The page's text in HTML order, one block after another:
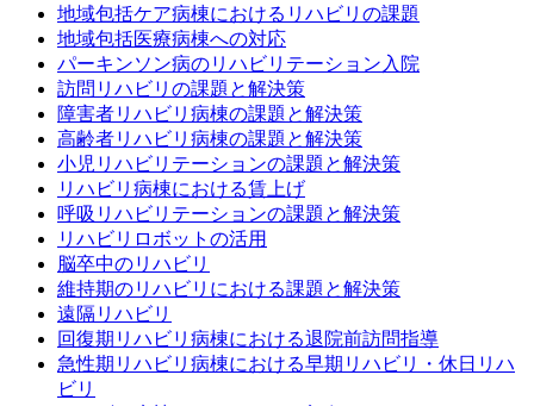
地域包括ケア病棟におけるリハビリの課題
地域包括医療病棟への対応
パーキンソン病のリハビリテーション入院
訪問リハビリの課題と解決策
障害者リハビリ病棟の課題と解決策
高齢者リハビリ病棟の課題と解決策
小児リハビリテーションの課題と解決策
リハビリ病棟における賃上げ
呼吸リハビリテーションの課題と解決策
リハビリロボットの活用
脳卒中のリハビリ
維持期のリハビリにおける課題と解決策
遠隔リハビリ
回復期リハビリ病棟における退院前訪問指導
急性期リハビリ病棟における早期リハビリ・休日リハ
ビリ